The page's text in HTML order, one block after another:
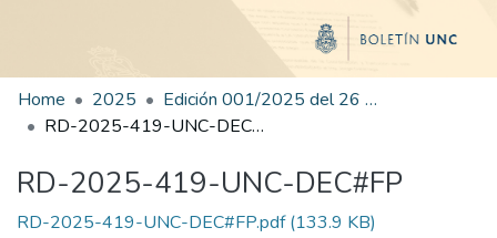
Home 2025
Edición 001/2025 del 26 de mayo de 2025
RD-2025-419-UNC-DEC#FP
RD-2025-419-UNC-DEC#FP
RD-2025-419-UNC-DEC#FP.pdf(133.9 KB)